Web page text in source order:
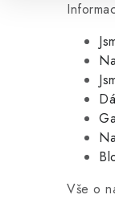
Vše o